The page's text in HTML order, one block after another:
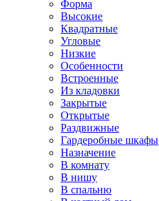
Форма
Высокие
Квадратные
Угловые
Низкие
Особенности
Встроенные
Из кладовки
Закрытые
Открытые
Раздвижные
Гардеробные шкафы
Назначение
В комнату
В нишу
В спальню